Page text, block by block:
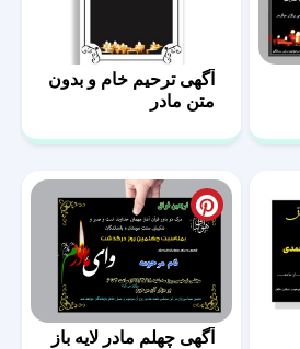
آگهی ترحیم خام و بدون
متن مادر
آگهی چهلم مادر لایه باز